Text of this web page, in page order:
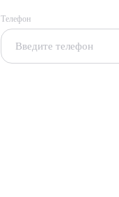
Телефон